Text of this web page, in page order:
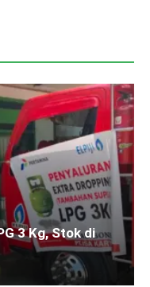
3 Kg, Stok di